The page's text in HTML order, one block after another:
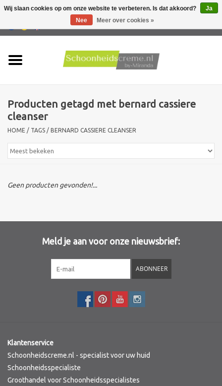
Producten
Huidproblemen
Mannen verzorging
Acties
Sothys Paris
Fusion Meso
PCA SKINCARE
Producten getagd met bernard cassiere
cleanser
HOME / TAGS / BERNARD CASSIERE CLEANSER
Geen producten gevonden!...
Meld je aan voor onze nieuwsbrief:
ABONNEER
Klantenservice
Schoonheidscreme.nl - specialist voor uw huid
Schoonheidsspecialiste
Groothandel voor Schoonheidsspecialistes
Wij slaan cookies op om onze website te verbeteren. Is dat akkoord?
Ja
Nee
Meer over cookies »